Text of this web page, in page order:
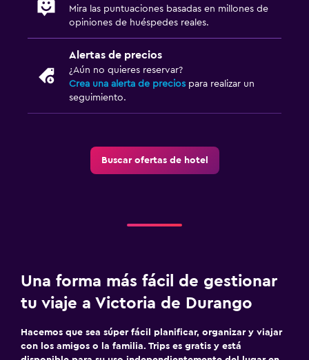
Mira las puntuaciones basadas en millones de
opiniones de huéspedes reales.
Alertas de precios
¿Aún no quieres reservar?
Crea una alerta de precios para realizar un
seguimiento.
Buscar ofertas de hotel
Una forma más fácil de gestionar
tu viaje a Victoria de Durango
Hacemos que sea súper fácil planificar, organizar y viajar
con los amigos o la familia. Trips es gratis y está